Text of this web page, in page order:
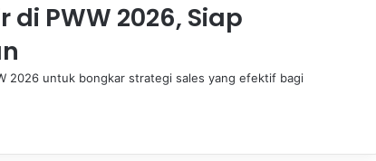
PWW 2026, Siap
2026 untuk bongkar strategi sales yang efektif bagi